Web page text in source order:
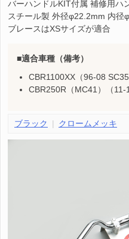
バーハンドルKIT付属 補修用ハ
スチール製 外径φ22.2mm 内径
ブレースはXSサイズが適合
適合車種（備考）
CBR1100XX（96-08 SC35
CBR250R（MC41）（11-
ブラック クロームメッキ